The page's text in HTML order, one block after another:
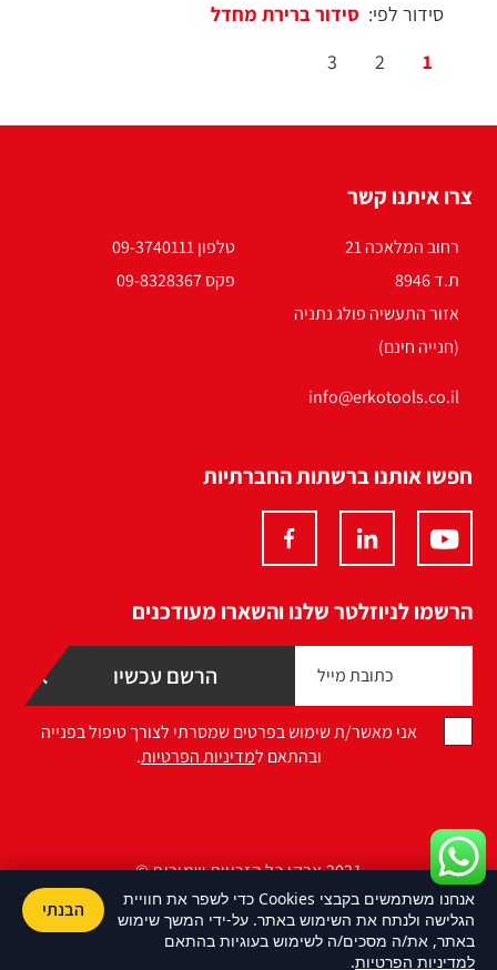
סידור לפי:
1
2
3
צרו איתנו קשר
רחוב המלאכה 21
ת.ד 8946
אזור התעשיה פולג נתניה
(חנייה חינם)
טלפון 09-3740111
פקס 09-8328367
info@erkotools.co.il
חפשו אותנו ברשתות החברתיות
הרשמו לניוזלטר שלנו והשארו מעודכנים
אני מאשר/ת שימוש בפרטים שמסרתי לצורך טיפול בפנייה
ובהתאם למדיניות הפרטיות.
2021 ארקו כל הזכויות שמורות ©
Design by Namelesspace
אנחנו משתמשים בקבצי Cookies כדי לשפר את חוויית
הגלישה ולנתח את השימוש באתר. על-ידי המשך שימוש
באתר, את/ה מסכים/ה לשימוש בעוגיות בהתאם
למדיניות הפרטיות.
הבנתי